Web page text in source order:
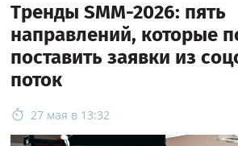
Тренды SMM-2026: пять
направлений, которые
поставить заявки из
поток
27 мая в 13:32